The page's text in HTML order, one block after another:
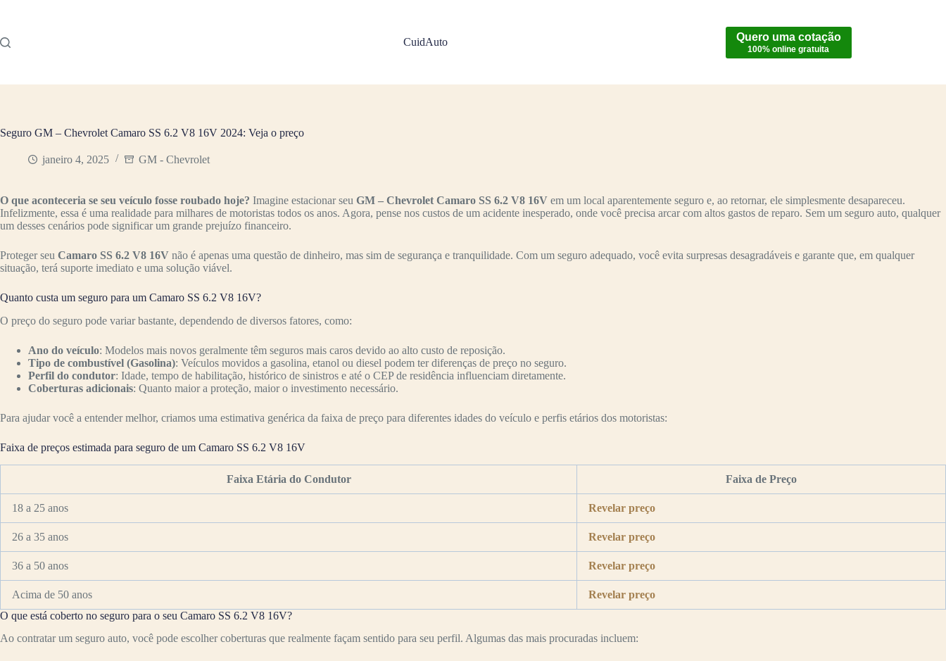
conteúdo
CuidAuto Quero uma cotação
100% online gratuita
Seguro GM – Chevrolet Camaro SS 6.2 V8 16V 2024: Veja o preço
janeiro 4, 2025 GM - Chevrolet
O que aconteceria se seu veículo fosse roubado hoje? Imagine estacionar seu GM – Chevrolet Camaro SS 6.2 V8 16V em um local aparentemente seguro e, ao retornar, ele simplesmente desapareceu.
Infelizmente, essa é uma realidade para milhares de motoristas todos os anos. Agora, pense nos custos de um acidente inesperado, onde você precisa arcar com altos gastos de reparo. Sem um seguro auto, qualquer
um desses cenários pode significar um grande prejuízo financeiro.
Proteger seu Camaro SS 6.2 V8 16V não é apenas uma questão de dinheiro, mas sim de segurança e tranquilidade. Com um seguro adequado, você evita surpresas desagradáveis e garante que, em qualquer
situação, terá suporte imediato e uma solução viável.
Quanto custa um seguro para um Camaro SS 6.2 V8 16V?
O preço do seguro pode variar bastante, dependendo de diversos fatores, como:
Ano do veículo: Modelos mais novos geralmente têm seguros mais caros devido ao alto custo de reposição.
Tipo de combustível (Gasolina): Veículos movidos a gasolina, etanol ou diesel podem ter diferenças de preço no seguro.
Perfil do condutor: Idade, tempo de habilitação, histórico de sinistros e até o CEP de residência influenciam diretamente.
Coberturas adicionais: Quanto maior a proteção, maior o investimento necessário.
Para ajudar você a entender melhor, criamos uma estimativa genérica da faixa de preço para diferentes idades do veículo e perfis etários dos motoristas:
Faixa de preços estimada para seguro de um Camaro SS 6.2 V8 16V
Faixa Etária do Condutor Faixa de Preço
18 a 25 anos Revelar preço
26 a 35 anos Revelar preço
36 a 50 anos Revelar preço
Acima de 50 anos
Revelar preço
O que está coberto no seguro para o seu Camaro SS 6.2 V8 16V?
Ao contratar um seguro auto, você pode escolher coberturas que realmente façam sentido para seu perfil. Algumas das mais procuradas incluem: